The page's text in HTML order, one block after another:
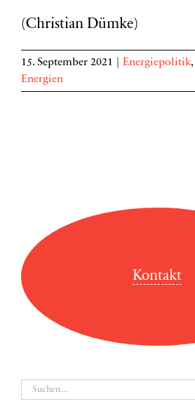
(Christian Dümke)
15. September 2021 Energiepolitik,
Energien
Kontakt
Suche